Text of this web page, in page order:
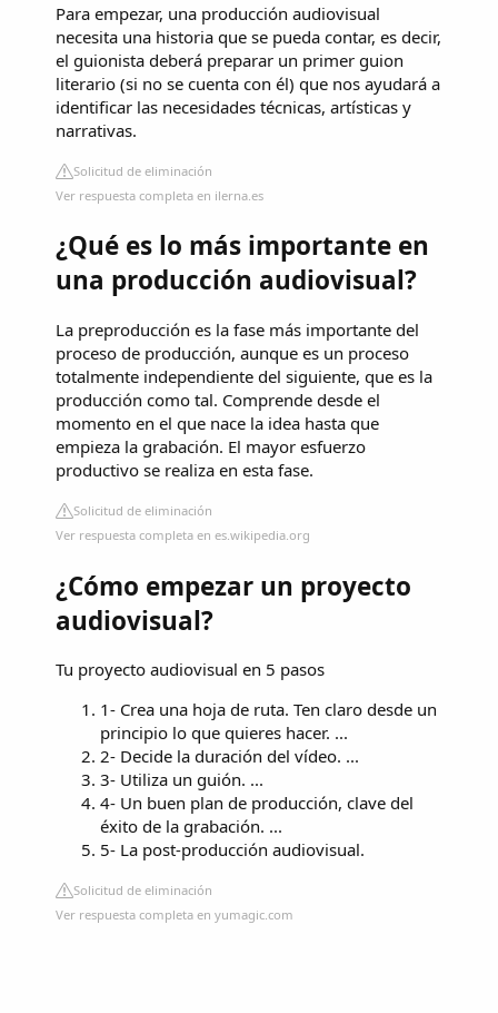
Para empezar, una producción audiovisual
necesita una historia que se pueda contar, es decir,
el guionista deberá preparar un primer guion
literario (si no se cuenta con él) que nos ayudará a
identificar las necesidades técnicas, artísticas y
narrativas.
Solicitud de eliminación
Ver respuesta completa en ilerna.es
¿Qué es lo más importante en
una producción audiovisual?
La preproducción es la fase más importante del
proceso de producción, aunque es un proceso
totalmente independiente del siguiente, que es la
producción como tal. Comprende desde el
momento en el que nace la idea hasta que
empieza la grabación. El mayor esfuerzo
productivo se realiza en esta fase.
Solicitud de eliminación
Ver respuesta completa en es.wikipedia.org
¿Cómo empezar un proyecto
audiovisual?
Tu proyecto audiovisual en 5 pasos
1- Crea una hoja de ruta. Ten claro desde un
principio lo que quieres hacer. ...
2- Decide la duración del vídeo. ...
3- Utiliza un guión. ...
4- Un buen plan de producción, clave del
éxito de la grabación. ...
5- La post-producción audiovisual.
Solicitud de eliminación
Ver respuesta completa en yumagic.com